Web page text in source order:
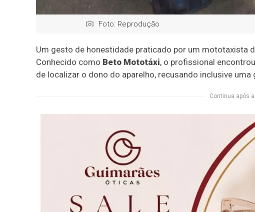
Foto: Reprodução
Um gesto de honestidade praticado por um mototaxista
Conhecido como Beto Mototáxi, o profissional
de localizar o dono do aparelho, recusando inclusive
Continua após